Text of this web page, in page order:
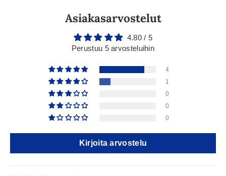
Asiakasarvostelut
4.80 / 5
Perustuu 5 arvosteluihin
4
1
0
0
0
Kirjoita arvostelu